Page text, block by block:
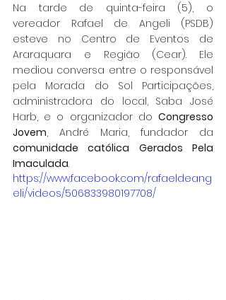
Na tarde de quinta-feira (5), o
vereador Rafael de Angeli (PSDB)
esteve no Centro de Eventos de
Araraquara e Região (Cear). Ele
mediou conversa entre o responsável
pela Morada do Sol Participações,
administradora do local, Saba José
Harb, e o organizador do Congresso
Jovem
comunidade católica Gerados Pela
Imaculada.
https://www.facebook.com/rafaeldeang
eli/videos/506833980197708/